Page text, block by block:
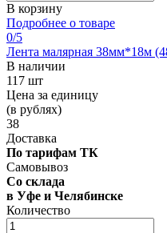
В корзину
Подробнее о товаре
0/5
Лента малярная 38мм*18м
В наличии
117 шт
Цена за единицу
(в рублях)
38
Доставка
По тарифам ТК
Самовывоз
Со склада
в Уфе и Челябинске
Количество